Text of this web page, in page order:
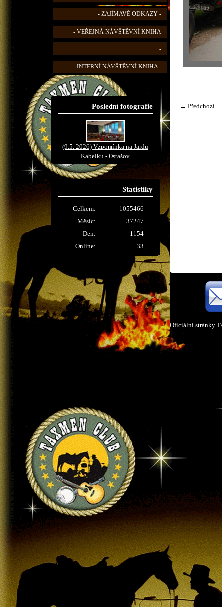
- ZAJÍMAVÉ ODKAZY -
- VEŘEJNÁ NÁVŠTĚVNÍ KNIHA
-
- INTERNÍ NÁVŠTĚVNÍ KNIHA -
Poslední fotografie
(9.5. 2026) Vzpomínka na Jardu
Kabelku - Ostašov
Statistiky
Online: 33
Celkem:
1055466
Měsíc:
37247
Den:
1154
← Předchozí
Oficiální stránky